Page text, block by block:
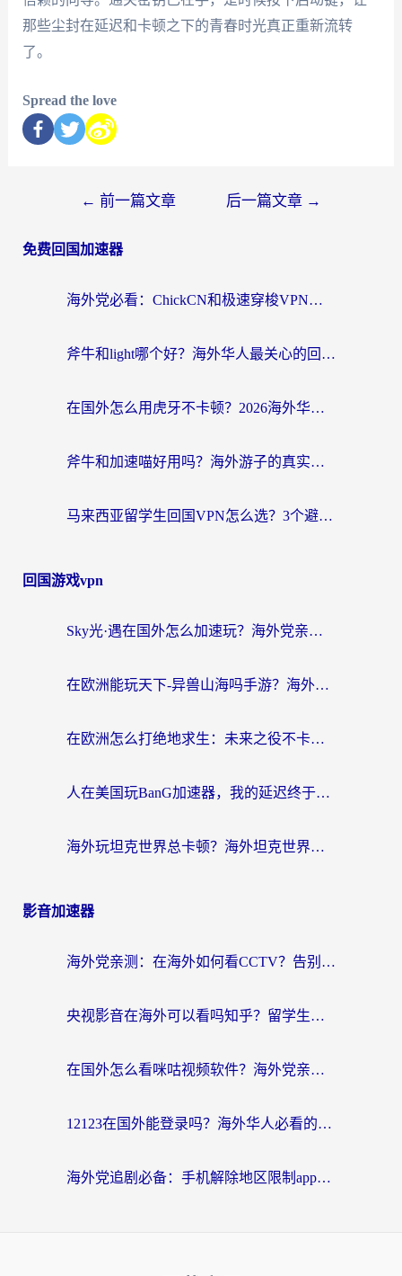
那些尘封在延迟和卡顿之下的青春时光真正重新流转
了。
Spread the love
← 前一篇文章 后一篇文章 →
免费回国加速器
海外党必看：ChickCN和极速穿梭VPN好用吗？3招教你选对回国加速器无缝刷国内资源
斧牛和light哪个好？海外华人最关心的回国加速器选择难题，一篇讲透
在国外怎么用虎牙不卡顿？2026海外华人亲测有效的回国加速器选择指南
斧牛和加速喵好用吗？海外游子的真实选择困境
马来西亚留学生回国VPN怎么选？3个避坑点+1款实测好用的加速器推荐
回国游戏vpn
Sky光·遇在国外怎么加速玩？海外党亲测有效的国服游戏加速指南
在欧洲能玩天下-异兽山海吗手游？海外玩家的加速器生存指南
在欧洲怎么打绝地求生：未来之役不卡？留学生亲测的加速器避坑指南
人在美国玩BanG加速器，我的延迟终于绿了
海外玩坦克世界总卡顿？海外坦克世界加速器有哪些？实测好用的选择在这里
影音加速器
海外党亲测：在海外如何看CCTV？告别“仅限大陆播放”的实用指南
央视影音在海外可以看吗知乎？留学生亲测：3步解决地域限制+追剧自由
在国外怎么看咪咕视频软件？海外党亲测有效的回国加速方案
12123在国外能登录吗？海外华人必看的回国加速实用指南
海外党追剧必备：手机解除地区限制app怎么选？解决央视视频&国内剧地区限制全指南